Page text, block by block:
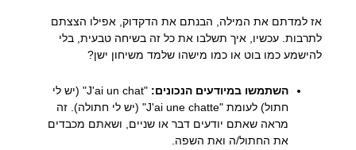
אז למדתם את המילה, הבנתם את הדקדוק, אפילו הצצתם
לתרבות. עכשיו, איך תשלבו את כל זה בשיחה טבעית, בלי
להישמע כמו בוט או כמו מישהו שלמד משיחון ישן?
השתמשו במיודעים הנכונים:
"J'ai un chat" (יש לי
חתול) לעומת "J'ai une chatte" (יש לי חתולה). זה
מראה שאתם יודעים דבר או שניים, ושאתם מכבדים
את החתול/ה ואת השפה.